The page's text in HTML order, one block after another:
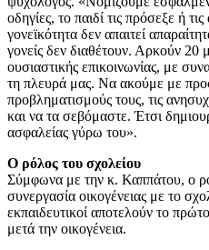
οδηγίες, το παιδί τις πρόσεξε ή
γονεϊκότητα δεν απαιτεί
γονείς δεν διαθέτουν. Αρκούν 20
ουσιαστικής επικοινωνίας, με
τη πλευρά μας. Να ακούμε με
προβληματισμούς τους, τις
και να τα σεβόμαστε. Έτσι
ασφαλείας γύρω του».
Ο ρόλος του σχολείου
Σύμφωνα με την κ. Καππάτου, ο
συνεργασία οικογένειας με το
εκπαιδευτικοί αποτελούν το
μετά την οικογένεια.